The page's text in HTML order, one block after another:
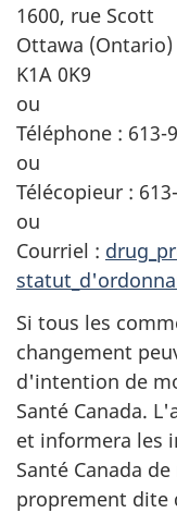
1600, rue Scott
Ottawa (Ontario)
K1A 0K9
ou
Téléphone : 613-
ou
Télécopieur :
ou
Courriel :
Si tous les
changement
d'intention de
Santé Canada.
et informera les
Santé Canada
proprement dite